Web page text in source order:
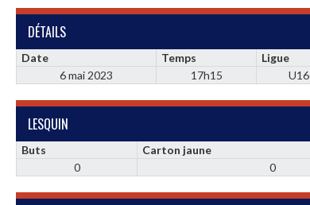
DÉTAILS
Date Temps Ligue
6 mai 2023
17h15 U16
LESQUIN
Buts Carton jaune
0
0